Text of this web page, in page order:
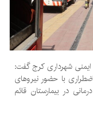
شهرداری کرج گفت:
با حضور نیروهای
در بیمارستان قائم